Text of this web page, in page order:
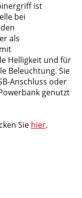
ist
bei
als
Helligkeit und für
Beleuchtung. Sie
Anschluss oder
genutzt
Sie hier.